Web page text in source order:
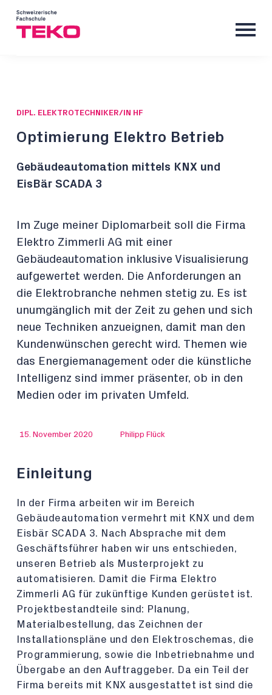
DIPL. ELEKTROTECHNIKER/IN HF
Optimierung Elektro Betrieb
Gebäudeautomation mittels KNX und
EisBär SCADA 3
Im Zuge meiner Diplomarbeit soll die Firma
Elektro Zimmerli AG mit einer
Gebäudeautomation inklusive Visualisierung
aufgewertet werden. Die Anforderungen an
die Elektrobranche nehmen stetig zu. Es ist
unumgänglich mit der Zeit zu gehen und sich
neue Techniken anzueignen, damit man den
Kundenwünschen gerecht wird. Themen wie
das Energiemanagement oder die künstliche
Intelligenz sind immer präsenter, ob in den
Medien oder im privaten Umfeld.
15. November 2020 Philipp Flück
Einleitung
In der Firma arbeiten wir im Bereich
Gebäudeautomation vermehrt mit KNX und dem
Eisbär SCADA 3. Nach Absprache mit dem
Geschäftsführer haben wir uns entschieden,
unseren Betrieb als Musterprojekt zu
automatisieren. Damit die Firma Elektro
Zimmerli AG für zukünftige Kunden gerüstet ist.
Projektbestandteile sind: Planung,
Materialbestellung, das Zeichnen der
Installationspläne und den Elektroschemas, die
Programmierung, sowie die Inbetriebnahme und
Übergabe an den Auftraggeber. Da ein Teil der
Firma bereits mit KNX ausgestattet ist sind die